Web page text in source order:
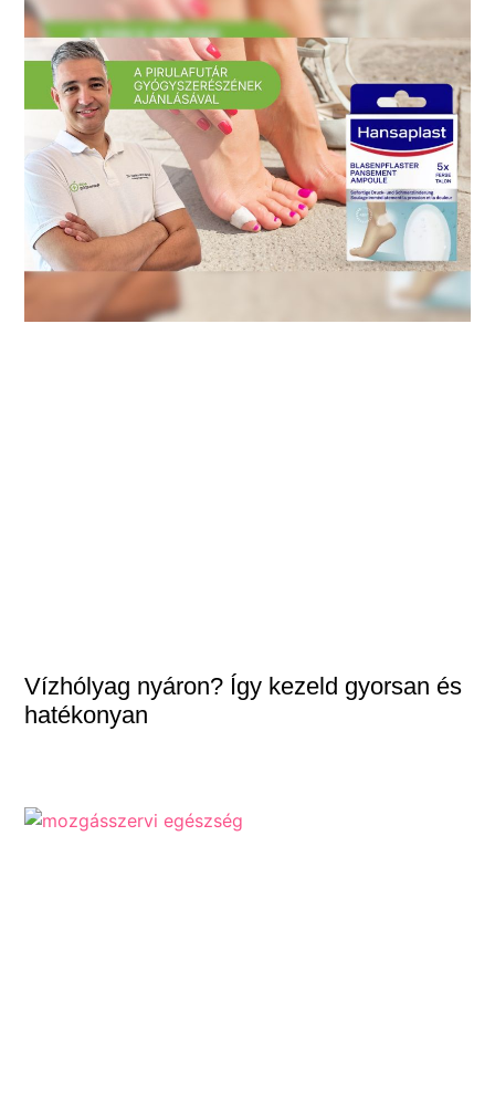
Vízhólyag nyáron? Így kezeld gyorsan és
hatékonyan